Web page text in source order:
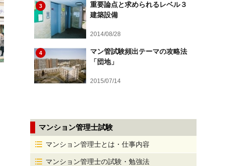
3
重要論点と求められるレベル３
建築設備
2014/08/28
4
マン管試験頻出テーマの攻略法
「団地」
2015/07/14
マンション管理士試験
マンション管理士とは・仕事内容
マンション管理士の試験・勉強法